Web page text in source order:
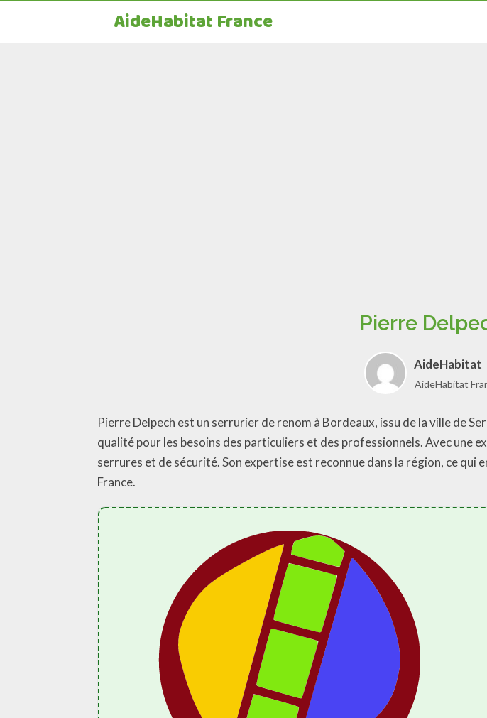
AideHabitat France
Pierre
AideHabitat
AideHabitat
Pierre Delpech est un serrurier de renom à Bordeaux, issu de la ville de
qualité pour les besoins des particuliers et des professionnels. Avec une
serrures et de sécurité. Son expertise est reconnue dans la région, ce
France.